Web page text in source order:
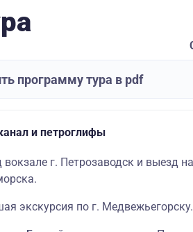
программу тура в pdf
и петроглифы
г. Петрозаводск и выезд
экскурсия по г. Медвежьегорску.